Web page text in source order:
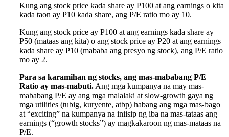
Kung ang stock price kada share ay P100 at ang earnings o kita
kada taon ay P10 kada share, ang P/E ratio mo ay 10.
Kung ang stock price ay P100 at ang earnings kada share ay
P50 (mataas ang kita) o ang stock price ay P20 at ang earnings
kada share ay P10 (mababa ang presyo ng stock), ang P/E ratio
mo ay 2.
Para sa karamihan ng stocks, ang mas-mababang P/E
Ratio ay mas-mabuti. Ang mga kumpanya na may mas-
mababang P/E ay ang mga malalaki at slow-growth gaya ng
mga utilities (tubig, kuryente, atbp) habang ang mga mas-bago
at “exciting” na kumpanya na iniisip ng iba na mas-tataas ang
earnings (“growth stocks”) ay magkakaroon ng mas-mataas na
P/E.